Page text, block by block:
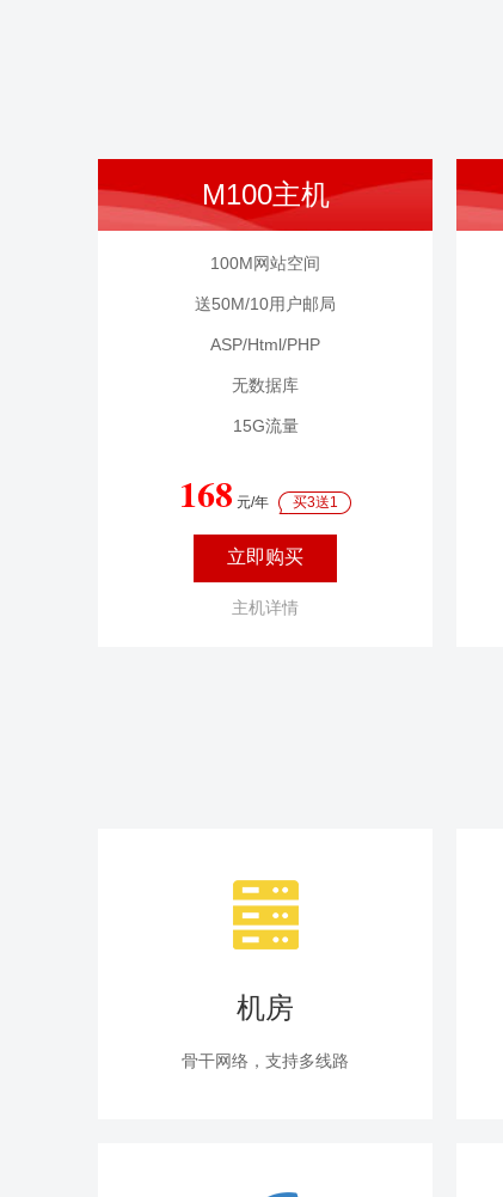
M100主机
100M网站空间
送50M/10用户邮局
ASP/Html/PHP
无数据库
15G流量
168 元/年 买3送1
立即购买
主机详情
机房
骨干网络，支持多线路